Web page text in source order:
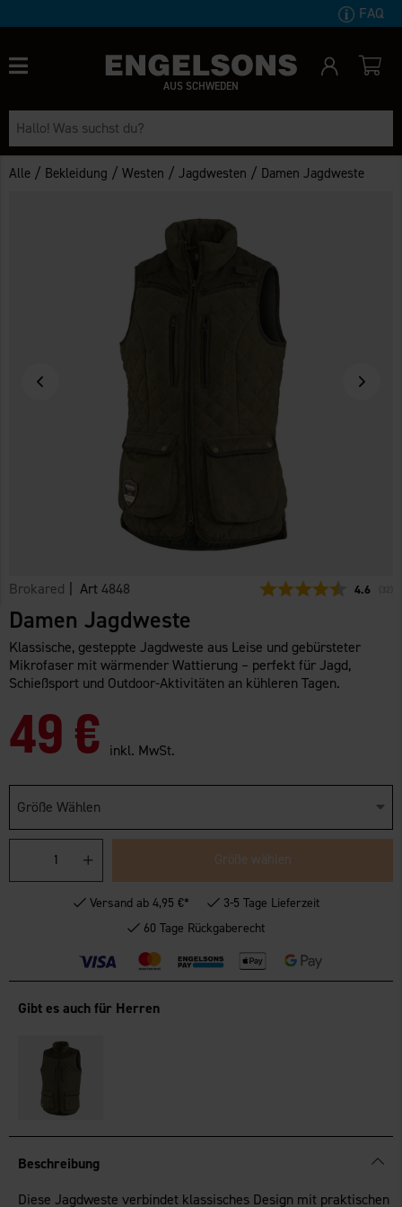
FAQ
AUS SCHWEDEN
Alle / Bekleidung /Westen /Jagdwesten / Damen Jagdweste
Brokared | Art4848 4.6 32
Damen Jagdweste
Klassische, gesteppte Jagdweste aus Leise und gebürsteter
Mikrofaser mit wärmender Wattierung – perfekt für Jagd,
Schießsport und Outdoor-Aktivitäten an kühleren Tagen.
49 € inkl. MwSt.
Größe Wählen
Größe wählen
Versand ab 4,95 €*
3-5 Tage Lieferzeit
60 Tage Rückgaberecht
Gibt es auch für Herren
Beschreibung
Diese Jagdweste verbindet klassisches Design mit praktischen